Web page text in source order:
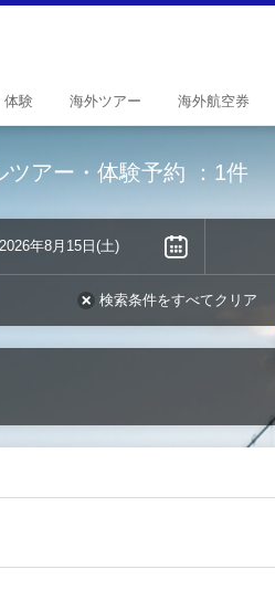
体験 海外ツアー 海外航空券
アー・体験予約 ：1件
2026年8月15日(土)
検索条件をすべてクリア